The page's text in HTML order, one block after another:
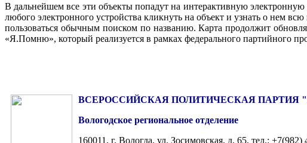
В дальнейшем все эти объекты попадут на интерактивную
любого электронного устройства кликнуть на объект и узнать о нем
пользоваться обычным поиском по названию. Карта продолжит
«Я.Помню», который реализуется в рамках федерального партийного
ВСЕРОССИЙСКАЯ ПОЛИТИЧЕСКАЯ ПАРТИЯ
Вологодское региональное отделение
160011, г. Вологда, ул. Зосимовская, д. 65, тел.: